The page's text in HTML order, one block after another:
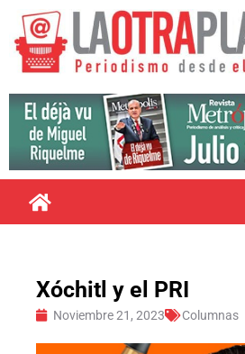
Xóchitl y el PRI
Noviembre 21, 2023 Columnas